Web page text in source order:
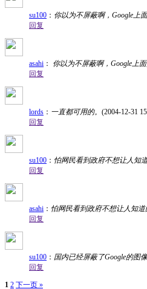
su100 ： 你以为不屏蔽啊，Google上
回复
asahi ： 你以为不屏蔽啊，Google上
回复
lords ： 一直都可用的。 (2004-12-31
回复
su100 ： 怕网民看到政府不想让人知
回复
asahi ： 怕网民看到政府不想让人知
回复
su100 ： 国内已经屏蔽了Google的图
回复
1 2 下一页 »